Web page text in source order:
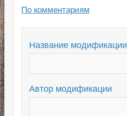
По комментариям
Название модификации
Автор модификации